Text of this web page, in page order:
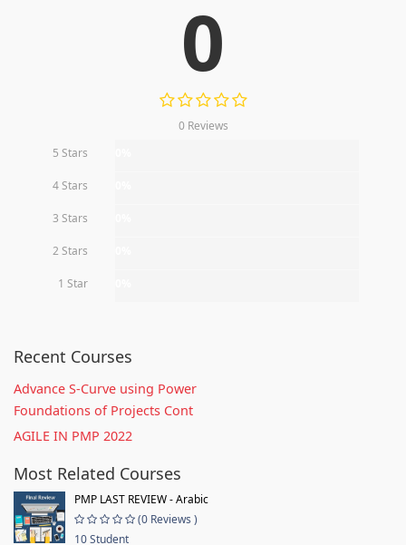
0
0 Reviews
5 Stars
4 Stars
3 Stars
2 Stars
1 Star
Recent Courses
Advance S-Curve using Power
Foundations of Projects Cont
AGILE IN PMP 2022
Most Related Courses
PMP LAST REVIEW - Arabic
(0 Reviews )
10 Student